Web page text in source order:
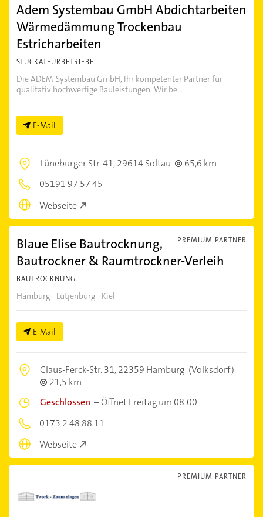
Adem Systembau GmbH Abdichtarbeiten
Wärmedämmung Trockenbau
Estricharbeiten
STUCKATEURBETRIEBE
Die ADEM-Systembau GmbH, Ihr kompetenter Partner für
qualitativ hochwertige Bauleistungen. Wir be...
E-Mail
Lüneburger Str. 41,29614 Soltau
65,6 km
05191 97 57 45
Webseite
PREMIUM PARTNER
Blaue Elise Bautrocknung,
Bautrockner & Raumtrockner-Verleih
BAUTROCKNUNG
Hamburg - Lütjenburg - Kiel
E-Mail
Claus-Ferck-Str. 31,22359 Hamburg (Volksdorf)
21,5 km
Geschlossen –Öffnet Freitag um 08:00
0173 2 48 88 11
Webseite
PREMIUM PARTNER